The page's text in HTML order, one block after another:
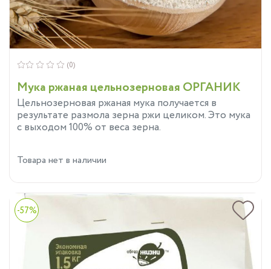
Мука ржаная цельнозерновая ОРГАНИК
Цельнозерновая ржаная мука получается в
результате размола зерна ржи целиком. Это мука
с выходом 100% от веса зерна.
(0)
Товара нет в наличии
-57%